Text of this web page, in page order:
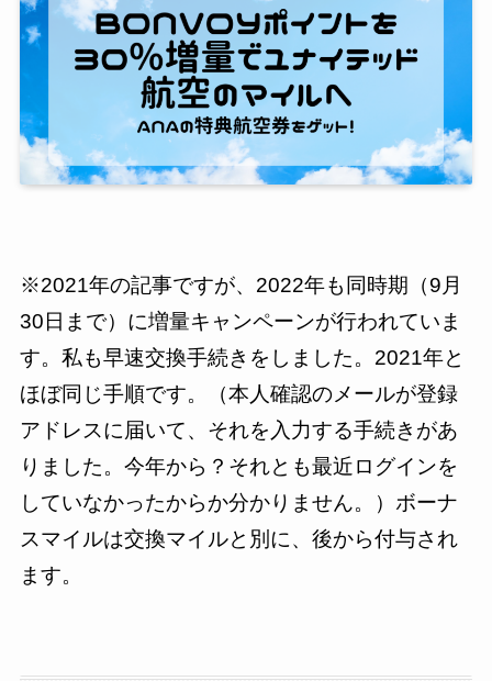
※2021年の記事ですが、2022年も同時期（9月
30日まで）に増量キャンペーンが行われていま
す。私も早速交換手続きをしました。2021年と
ほぼ同じ手順です。（本人確認のメールが登録
アドレスに届いて、それを入力する手続きがあ
りました。今年から？それとも最近ログインを
していなかったからか分かりません。）ボーナ
スマイルは交換マイルと別に、後から付与され
ます。